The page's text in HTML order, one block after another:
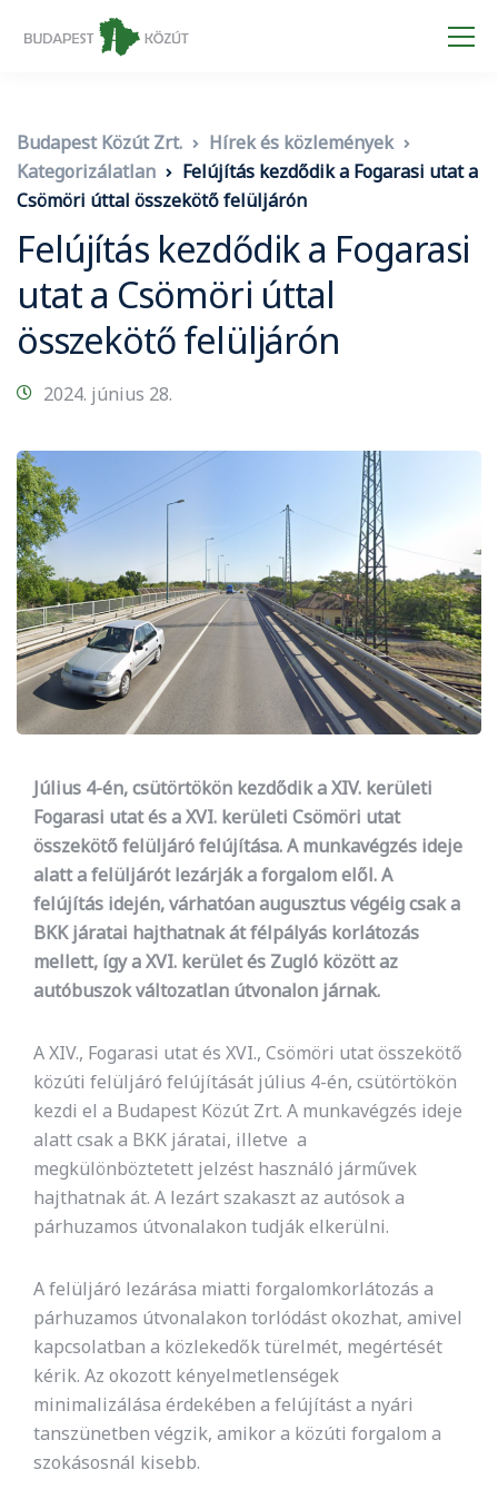
Budapest Közút Zrt.
Hírek és közlemények
Kategorizálatlan
Felújítás kezdődik a Fogarasi utat a
Csömöri úttal összekötő felüljárón
Felújítás kezdődik a Fogarasi
utat a Csömöri úttal
összekötő felüljárón
2024. június 28.
Július 4-én, csütörtökön kezdődik a XIV. kerületi
Fogarasi utat és a XVI. kerületi Csömöri utat
összekötő felüljáró felújítása. A munkavégzés ideje
alatt a felüljárót lezárják a forgalom elől. A
felújítás idején, várhatóan augusztus végéig csak a
BKK járatai hajthatnak át félpályás korlátozás
mellett, így a XVI. kerület és Zugló között az
autóbuszok változatlan útvonalon járnak.
A XIV., Fogarasi utat és XVI., Csömöri utat összekötő
közúti felüljáró felújítását július 4-én, csütörtökön
kezdi el a Budapest Közút Zrt. A munkavégzés ideje
alatt csak a BKK járatai, illetve a
megkülönböztetett jelzést használó járművek
hajthatnak át. A lezárt szakaszt az autósok a
párhuzamos útvonalakon tudják elkerülni.
A felüljáró lezárása miatti forgalomkorlátozás a
párhuzamos útvonalakon torlódást okozhat, amivel
kapcsolatban a közlekedők türelmét, megértését
kérik. Az okozott kényelmetlenségek
minimalizálása érdekében a felújítást a nyári
tanszünetben végzik, amikor a közúti forgalom a
szokásosnál kisebb.